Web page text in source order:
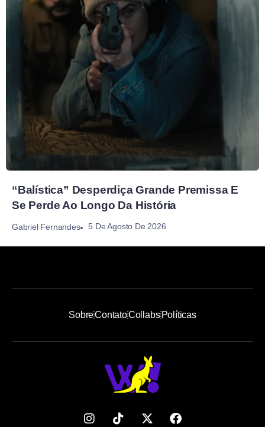
“Balística” Desperdiça Grande Premissa E
Se Perde Ao Longo Da História
Gabriel Fernandes 5 De Agosto De 2026
SobreContatoCollabsPolíticas